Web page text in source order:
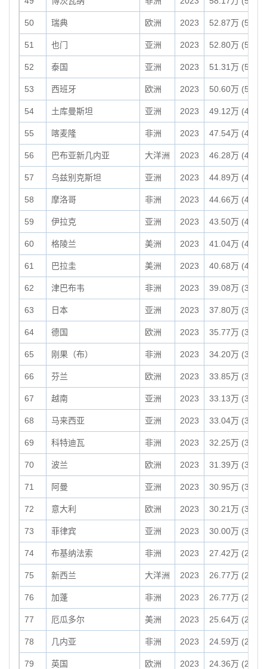
50 瑞典 欧洲 2023 52.87万
51 也门 亚洲 2023 52.80万
52 泰国 亚洲 2023 51.31万
53 西班牙 欧洲 2023 50.60万
54 土库曼斯坦 亚洲 2023 49.12万
55 喀麦隆 非洲 2023 47.54万
56 巴布亚新几内亚 大洋洲 2023 46.28万
57 乌兹别克斯坦 亚洲 2023 44.89万
58 摩洛哥 非洲 2023 44.66万
59 伊拉克 亚洲 2023 43.50万
60 格陵兰 美洲 2023 41.04万
61 巴拉圭 美洲 2023 40.68万
62 津巴布韦 非洲 2023 39.08万
63 日本 亚洲 2023 37.80万
64 德国 欧洲 2023 35.77万
65 刚果（布） 非洲 2023 34.20万
66 芬兰 欧洲 2023 33.85万
67 越南 亚洲 2023 33.13万
68 马来西亚 亚洲 2023 33.04万
69 科特迪瓦 非洲 2023 32.25万
70 波兰 欧洲 2023 31.39万
71 阿曼 亚洲 2023 30.95万
72 意大利 欧洲 2023 30.21万
73 菲律宾 亚洲 2023 30.00万
74 布基纳法索 非洲 2023 27.42万
75 新西兰 大洋洲 2023 26.77万
76 加蓬 非洲 2023 26.77万
77 厄瓜多尔 美洲 2023 25.64万
78 几内亚 非洲 2023 24.59万
79 英国 欧洲 2023 24.36万